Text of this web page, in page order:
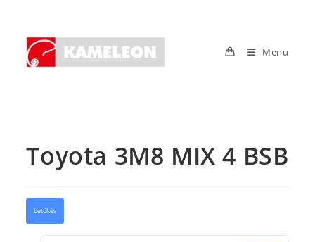
content
Menu
Toyota 3M8 MIX 4 BSB
Letöltés